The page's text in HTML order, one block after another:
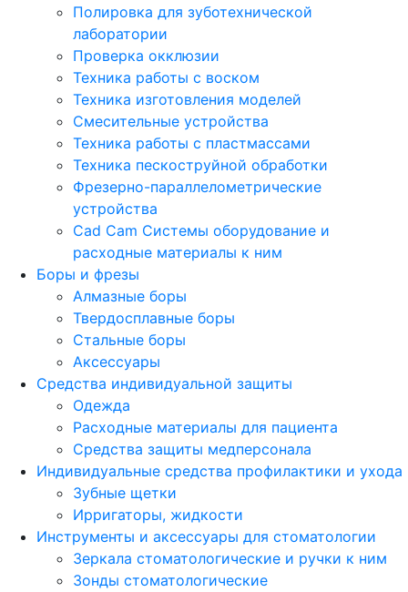
Полировка для зуботехнической
лаборатории
Проверка окклюзии
Техника работы с воском
Техника изготовления моделей
Смесительные устройства
Техника работы с пластмассами
Техника пескоструйной обработки
Фрезерно-параллелометрические
устройства
Cad Cam Системы оборудование и
расходные материалы к ним
Боры и фрезы
Алмазные боры
Твердосплавные боры
Стальные боры
Аксессуары
Средства индивидуальной защиты
Одежда
Расходные материалы для пациента
Средства защиты медперсонала
Индивидуальные средства профилактики и ухода
Зубные щетки
Ирригаторы, жидкости
Инструменты и аксессуары для стоматологии
Зеркала стоматологические и ручки к ним
Зонды стоматологические